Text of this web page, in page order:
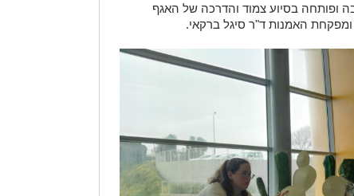
ופותחה בסיוע צמוד והדרכה של האגף
ומפקחת האמנות ד"ר סיגל ברקאי.